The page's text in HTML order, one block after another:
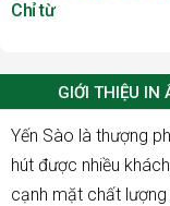
GIỚI THIỆU IN
Yến Sào là thượng
hút được nhiều
cạnh mặt chất